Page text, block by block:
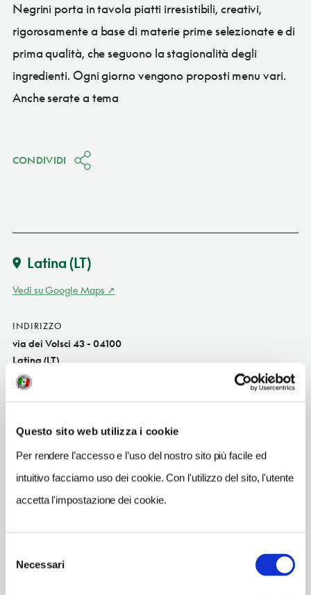
Questo sito web utilizza i cookie
Per rendere l’accesso e l’uso del nostro sito più facile ed
intuitivo facciamo uso dei cookie. Con l'utilizzo del sito, l'utente
accetta l'impostazione dei cookie.
delNecessari
Negrini porta in tavola piatti irresistibili, creativi,
rigorosamente a base di materie prime selezionate e di
prima qualità, che seguono la stagionalità degli
ingredienti. Ogni giorno vengono proposti menu vari.
Anche serate a tema
CONDIVIDI
Latina (LT)
Vedi su Google Maps
INDIRIZZO
via dei Volsci 43 - 04100
Latina (LT)
Lazio IT
INDIRIZZO EMAIL
TELEFONO